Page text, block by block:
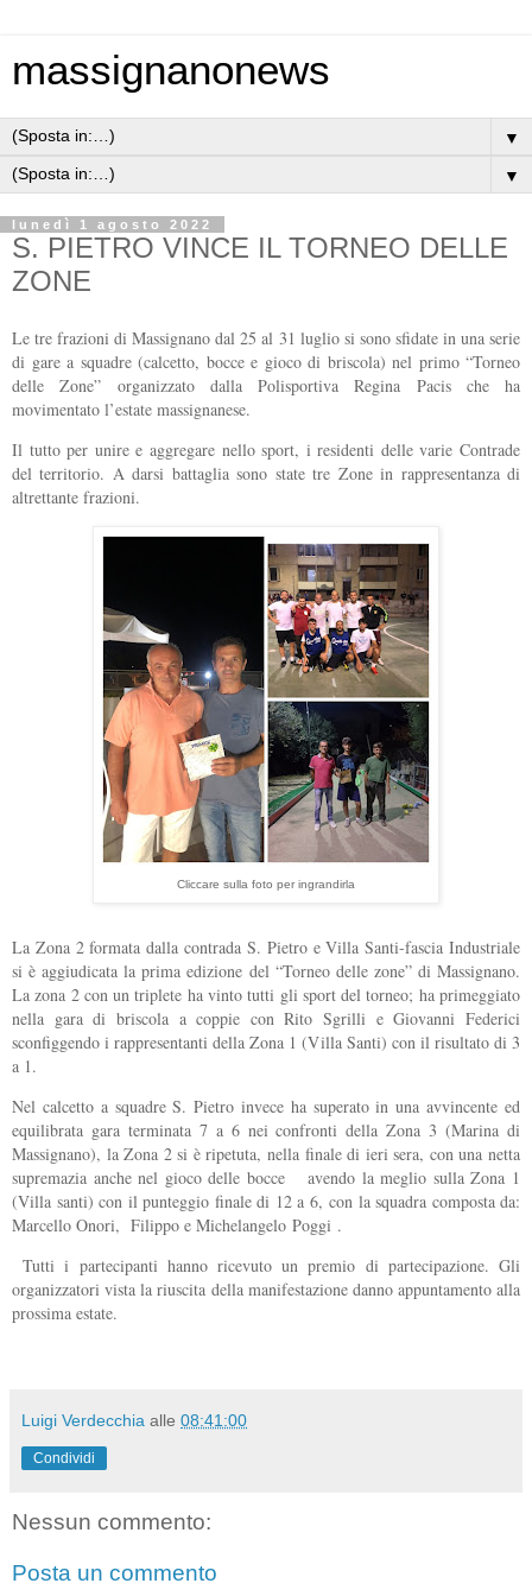
massignanonews
▼
▼
lunedì 1 agosto 2022
S. PIETRO VINCE IL TORNEO DELLE
ZONE
Le tre frazioni di Massignano dal 25 al 31 luglio si sono sfidate in una serie
di gare a squadre (calcetto, bocce e gioco di briscola) nel primo “Torneo
delle Zone” organizzato dalla Polisportiva Regina Pacis che ha
movimentato l’estate massignanese.
Il tutto per unire e aggregare nello sport, i residenti delle varie Contrade
del territorio. A darsi battaglia sono state tre Zone in rappresentanza di
altrettante frazioni.
Cliccare sulla foto per ingrandirla
La Zona 2 formata dalla contrada S. Pietro e Villa Santi-fascia Industriale
si è aggiudicata la prima edizione del “Torneo delle zone” di Massignano.
La zona 2 con un triplete ha vinto tutti gli sport del torneo; ha primeggiato
nella gara di briscola a coppie con Rito Sgrilli e Giovanni Federici
sconfiggendo i rappresentanti della Zona 1 (Villa Santi) con il risultato di 3
a 1.
Nel calcetto a squadre S. Pietro invece ha superato in una avvincente ed
equilibrata gara terminata 7 a 6 nei confronti della Zona 3 (Marina di
Massignano), la Zona 2 si è ripetuta, nella finale di ieri sera, con una netta
supremazia anche nel gioco delle bocce avendo la meglio sulla Zona 1
(Villa santi) con il punteggio finale di 12 a 6, con la squadra composta da:
Marcello Onori, Filippo e Michelangelo Poggi .
Tutti i partecipanti hanno ricevuto un premio di partecipazione. Gli
organizzatori vista la riuscita della manifestazione danno appuntamento alla
prossima estate.
Luigi Verdecchia alle 08:41:00
Condividi
Nessun commento:
Posta un commento